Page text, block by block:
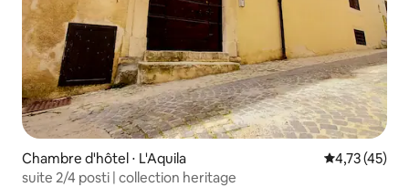
Chambre d'hôtel ⋅ L'Aquila Évaluation
4,73 (45)
suite 2/4 posti | collection heritage